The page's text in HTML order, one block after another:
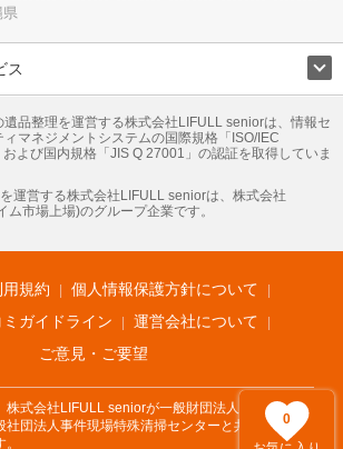
0
県
ス
老人ホーム 地方創生 ママの就労支援
ディング 遺品整理 老後の暮らし情報
ービス
ン専門売却査定 不動産投資 アドバイザー
き家バンク 家賃相場 不動産会社
まちむすび
のお役立ち情報
LIFULL HOME'S PRESS
動産データ 不動産転職
遺品整理を運営する株式会社LIFULL seniorは、情報セ
ィマネジメントシステムの国際規格「ISO/IEC
よび国内規格「JIS Q 27001」の認証を取得していま
運営する株式会社LIFULL seniorは、株式会社
ム市場上場)のグループ企業です。
規約
個人情報保護方針について
ガイドライン
運営会社について
ご意見・ご要望
株式会社LIFULL seniorが一般財団法人遺品整理士
団法人事件現場特殊清掃センターと共同でサービ